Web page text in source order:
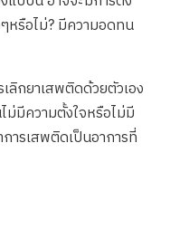
หรือไม่? มีความอดทน
ลิกยาเสพติดด้วยตัวเอง
ม่มีความตั้งใจหรือไม่มี
ารเสพติดเป็นอาการที่